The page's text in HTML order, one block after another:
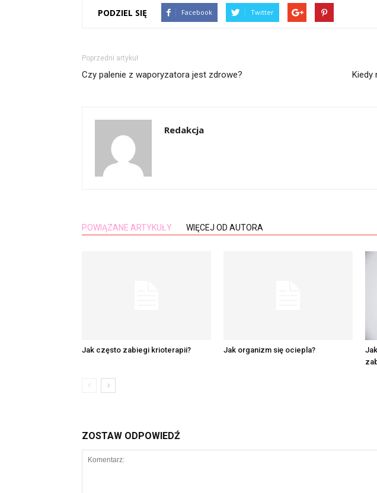
PODZIEL SIĘ Facebook Twitter
Poprzedni artykuł
Czy palenie z waporyzatora jest zdrowe? Kiedy
Redakcja
POWIĄZANE ARTYKUŁY WIĘCEJ OD AUTORA
Jak często zabiegi krioterapii? Jak organizm się ociepla?
ZOSTAW ODPOWIEDŹ